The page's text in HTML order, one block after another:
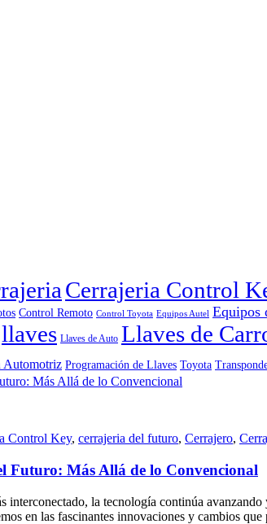
Cerrajeria Control
Control Remoto Control Toyota Equipos Autel Equipos
llaves Llaves de Auto Llaves de
Automotriz Programación de Llaves Toyota
Control Key, cerrajeria del futuro, Cerrajero,
Futuro: Más Allá de lo Convencional
interconectado, la tecnología continúa
en las fascinantes innovaciones y cambios